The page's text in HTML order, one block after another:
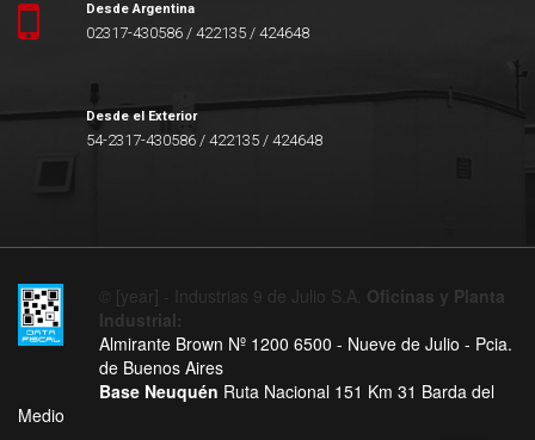
Desde Argentina
02317-430586 / 422135 / 424648
Desde el Exterior
54-2317-430586 / 422135 / 424648
© [year] - Industrias 9 de Julio S.A. Oficinas y Planta
Industrial:
Almirante Brown Nº 1200 6500 - Nueve de Julio - Pcia.
de Buenos Aires
Base Neuquén Ruta Nacional 151 Km 31 Barda del
Medio